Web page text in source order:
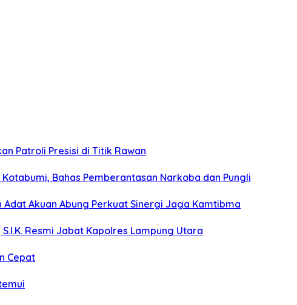
Patroli Presisi di Titik Rawan
Bahas Pemberantasan Narkoba dan Pungli
Akuan Abung Perkuat Sinergi Jaga Kamtibma
Resmi Jabat Kapolres Lampung Utara
Cepat